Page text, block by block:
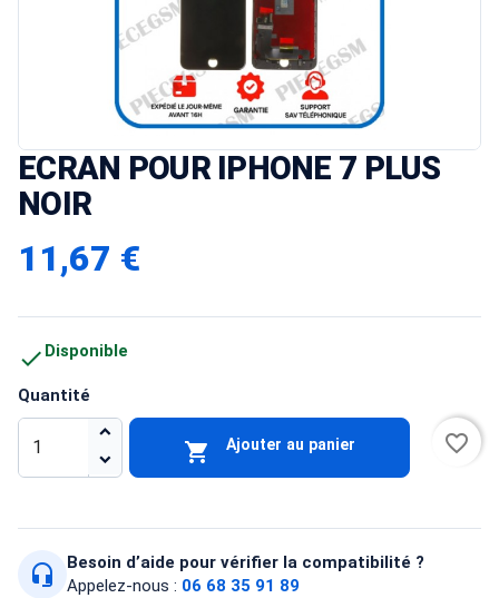
ECRAN POUR IPHONE 7 PLUS
NOIR
11,67 €
Quantité
 Ajouter au panier favorite_border
 Disponible
headset_mic
Besoin d’aide pour vérifier la compatibilité ?
Appelez-nous : 06 68 35 91 89